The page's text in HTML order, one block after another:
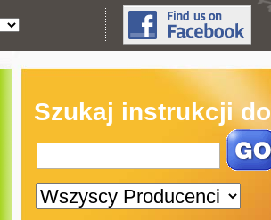
Szukaj instrukcji do